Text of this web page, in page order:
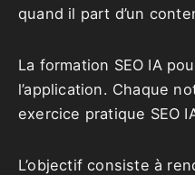
quand il part d’un
La formation SEO IA
l’application. Chaque
exercice pratique SEO
L’objectif consiste à